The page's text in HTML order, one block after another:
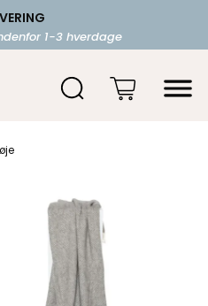
1-3 hverdage
OVER 599.-
fra 39,-